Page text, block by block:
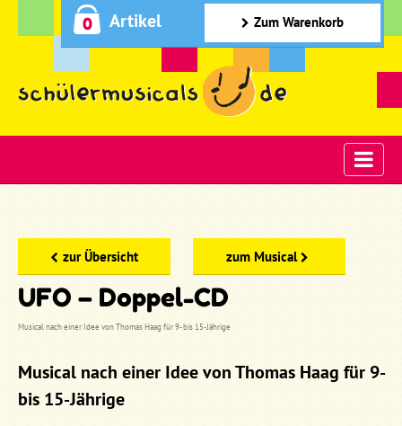
0 Artikel Zum Warenkorb
zur Übersicht zum Musical
UFO – Doppel-CD
Musical nach einer Idee von Thomas Haag für 9- bis 15-Jährige
Musical nach einer Idee von Thomas Haag für 9-
bis 15-Jährige